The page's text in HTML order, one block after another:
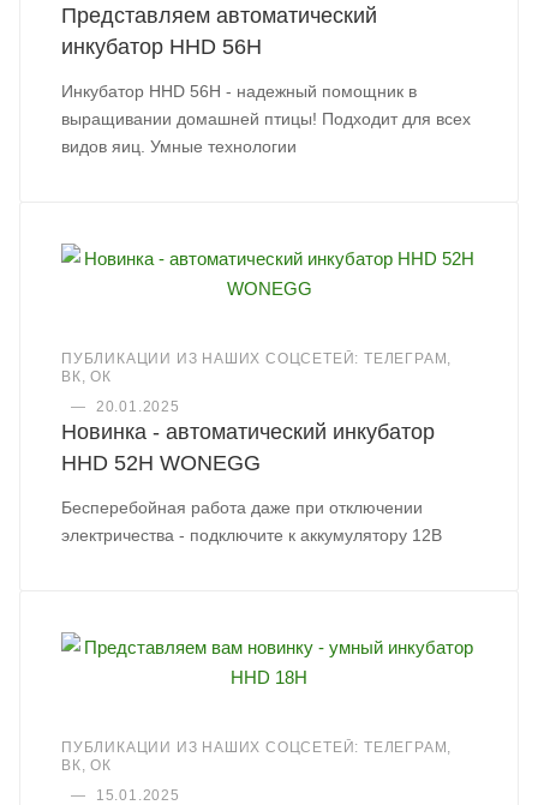
Представляем автоматический
инкубатор HHD 56H
Инкубатор HHD 56H - надежный помощник в
выращивании домашней птицы! Подходит для всех
видов яиц. Умные технологии
ПУБЛИКАЦИИ ИЗ НАШИХ СОЦСЕТЕЙ: ТЕЛЕГРАМ,
ВК, ОК
—
20.01.2025
Новинка - автоматический инкубатор
HHD 52H WONEGG
Бесперебойная работа даже при отключении
электричества - подключите к аккумулятору 12В
ПУБЛИКАЦИИ ИЗ НАШИХ СОЦСЕТЕЙ: ТЕЛЕГРАМ,
ВК, ОК
—
15.01.2025